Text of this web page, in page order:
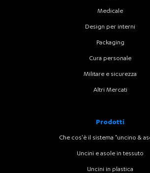
Medicale
Design per interni
Packaging
Cura personale
Militare e sicurezza
Altri Mercati
Prodotti
Che cos'è il sistema "uncino &
Uncini e asole in tessuto
Uncini in plastica